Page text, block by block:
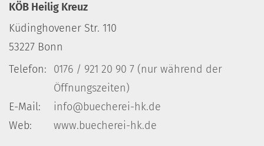
KÖB Heilig Kreuz
Küdinghovener Str. 110
53227 Bonn
Telefon:
0176 / 921 20 90 7 (nur während der
Öffnungszeiten)
E-Mail:
info@buecherei-hk.de
Web:
www.buecherei-hk.de